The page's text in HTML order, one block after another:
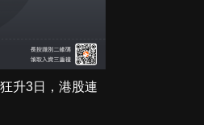
升3日，港股連